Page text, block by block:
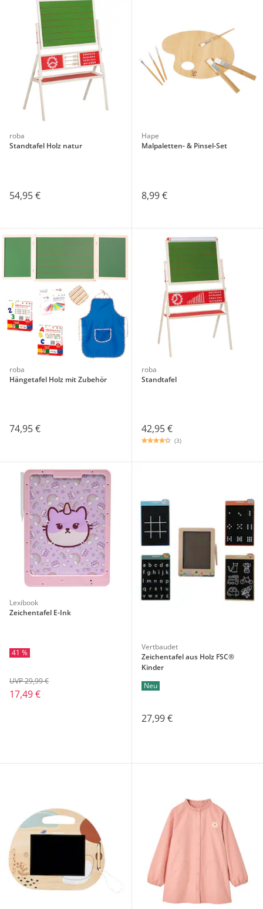
roba
Standtafel Holz natur
54,95 €
Hape
Malpaletten- & Pinsel-Set
8,99 €
roba
Hängetafel Holz mit Zubehör
74,95 €
roba
Standtafel
42,95 €
(3)
Lexibook
Zeichentafel E-Ink
41 %
17,49 €
UVP 29,99 €
Vertbaudet
Zeichentafel aus Holz FSC®
Kinder
Neu
27,99 €